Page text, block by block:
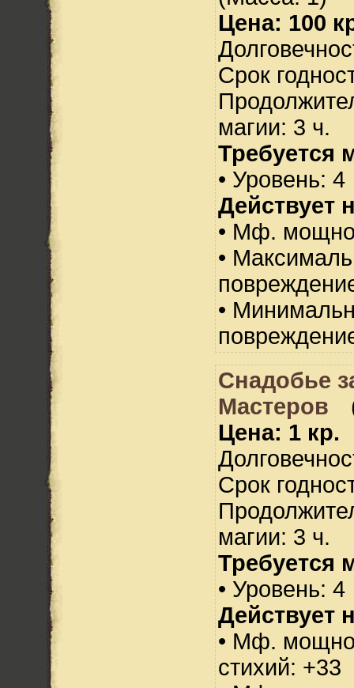
Цена: 100
Срок
магии: 3 ч.
Требуется
• Уровень: 4
Действует
• Мф.
•
•
Снадобье
Мастеров
Цена: 1 кр.
Срок
магии: 3 ч.
Требуется
• Уровень: 4
Действует
• Мф.
стихий: +33